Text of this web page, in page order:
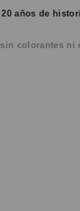
años de
colorantes ni